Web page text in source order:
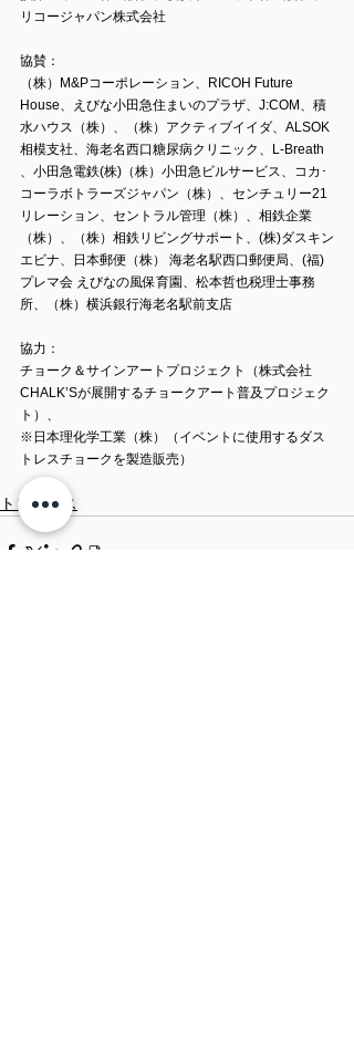
リコージャパン株式会社
協賛：
（株）M&Pコーポレーション、RICOH Future
House、えびな小田急住まいのプラザ、J:COM、積
水ハウス（株）、（株）アクティブイイダ、ALSOK
相模支社、海老名西口糖尿病クリニック、L-Breath
、小田急電鉄(株)（株）小田急ビルサービス、コカ･
コーラボトラーズジャパン（株）、センチュリー21
リレーション、セントラル管理（株）、相鉄企業
（株）、（株）相鉄リビングサポート、(株)ダスキン
エビナ、日本郵便（株） 海老名駅西口郵便局、(福)
プレマ会 えびなの風保育園、松本哲也税理士事務
所、（株）横浜銀行海老名駅前支店
協力：
チョーク＆サインアートプロジェクト（株式会社
CHALK’Sが展開するチョークアート普及プロジェク
ト）、
※日本理化学工業（株）（イベントに使用するダス
トレスチョークを製造販売）
トピックス